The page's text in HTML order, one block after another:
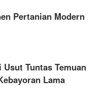
Pertanian Modern
Tuntas Temuan
Lama